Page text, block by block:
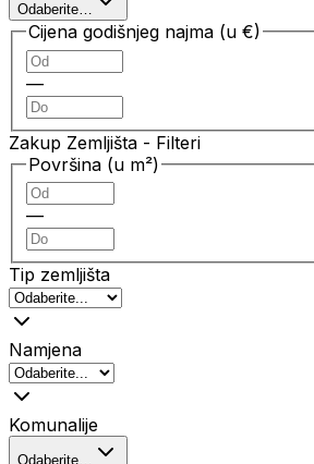
Odaberite…
Cijena godišnjeg najma (u €)
—
Zakup Zemljišta - Filteri
Površina (u m²)
—
Tip zemljišta
Namjena
Komunalije
Odaberite…